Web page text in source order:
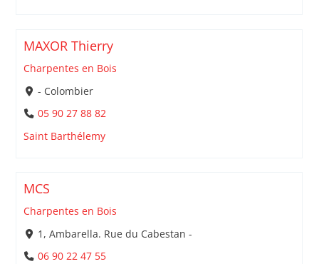
MAXOR Thierry
Charpentes en Bois
- Colombier
05 90 27 88 82
Saint Barthélemy
MCS
Charpentes en Bois
1, Ambarella. Rue du Cabestan -
06 90 22 47 55